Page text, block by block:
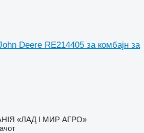
Deere RE214405 за комбајн за
«ЛАД І МИР АГРО»